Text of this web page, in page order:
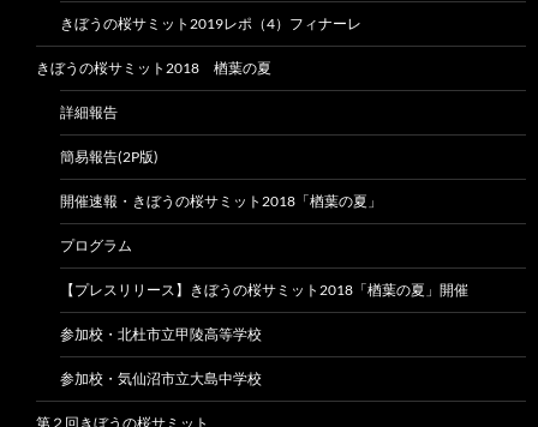
きぼうの桜サミット2019レポ（4）フィナーレ
きぼうの桜サミット2018 楢葉の夏
詳細報告
簡易報告(2P版)
開催速報・きぼうの桜サミット2018「楢葉の夏」
プログラム
【プレスリリース】きぼうの桜サミット2018「楢葉の夏」開催
参加校・北杜市立甲陵高等学校
参加校・気仙沼市立大島中学校
第２回きぼうの桜サミット